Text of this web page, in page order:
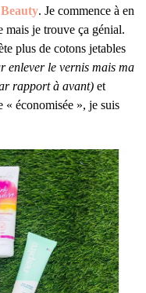
. Je commence à en
je trouve ça génial.
plus de cotons jetables
enlever le vernis mais ma
rapport à avant) et
« économisée », je suis